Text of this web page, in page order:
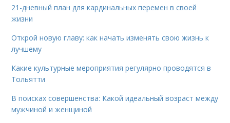
21-дневный план для кардинальных перемен в своей
жизни
Открой новую главу: как начать изменять свою жизнь к
лучшему
Какие культурные мероприятия регулярно проводятся в
Тольятти
В поисках совершенства: Какой идеальный возраст между
мужчиной и женщиной